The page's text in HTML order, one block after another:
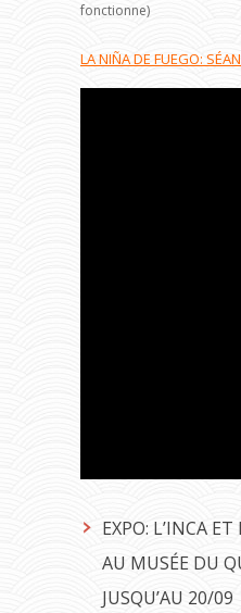
fonctionne)
LA NIÑA DE FUEGO:
EXPO: L’INCA
AU MUSÉE DU
JUSQU’AU 20/09